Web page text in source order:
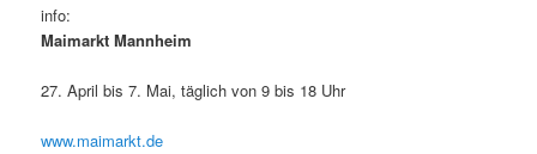
info:
Maimarkt Mannheim
27. April bis 7. Mai, täglich von 9 bis 18 Uhr
www.maimarkt.de